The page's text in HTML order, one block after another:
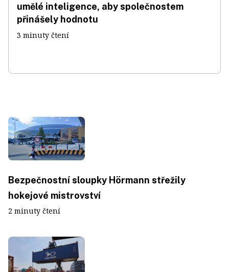
umělé inteligence, aby společnostem
přinášely hodnotu
3 minuty čtení
Bezpečnostní sloupky Hörmann střežily
hokejové mistrovství
2 minuty čtení